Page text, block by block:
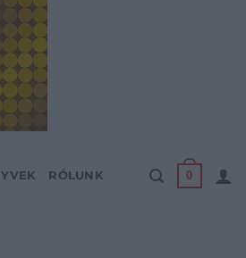
RÓLUNK 0